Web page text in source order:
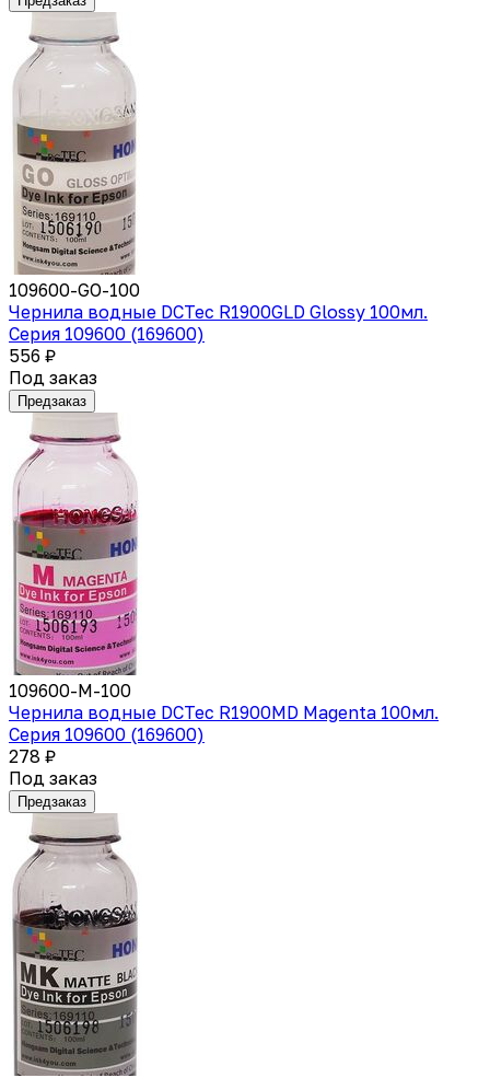
109600-GO-100
Чернила водные DCTec R1900GLD Glossy 100мл.
Серия 109600 (169600)
556 ₽
Под заказ
Предзаказ
109600-M-100
Чернила водные DCTec R1900MD Magenta 100мл.
Серия 109600 (169600)
278 ₽
Под заказ
Предзаказ